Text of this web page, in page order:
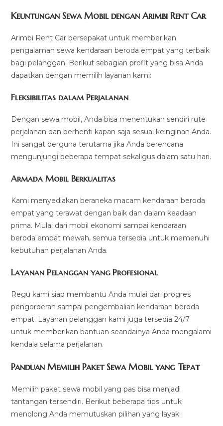
Keuntungan Sewa Mobil dengan Arimbi Rent Car
Arimbi Rent Car bersepakat untuk memberikan
pengalaman sewa kendaraan beroda empat yang terbaik
bagi pelanggan. Berikut sebagian profit yang bisa Anda
dapatkan dengan memilih layanan kami:
Fleksibilitas dalam Perjalanan
Dengan sewa mobil, Anda bisa menentukan sendiri rute
perjalanan dan berhenti kapan saja sesuai keinginan Anda.
Ini sangat berguna terutama jika Anda berencana
mengunjungi beberapa tempat sekaligus dalam satu hari.
Armada Mobil Berkualitas
Kami menyediakan beraneka macam kendaraan beroda
empat yang terawat dengan baik dan dalam keadaan
prima. Mulai dari mobil ekonomi sampai kendaraan
beroda empat mewah, semua tersedia untuk memenuhi
kebutuhan perjalanan Anda.
Layanan Pelanggan yang Profesional
Regu kami siap membantu Anda mulai dari progres
pengorderan sampai pengembalian kendaraan beroda
empat. Layanan pelanggan kami juga tersedia 24/7
untuk memberikan bantuan seandainya Anda mengalami
kendala selama perjalanan.
Panduan Memilih Paket Sewa Mobil yang Tepat
Memilih paket sewa mobil yang pas bisa menjadi
tantangan tersendiri. Berikut beberapa tips untuk
menolong Anda memutuskan pilihan yang layak: